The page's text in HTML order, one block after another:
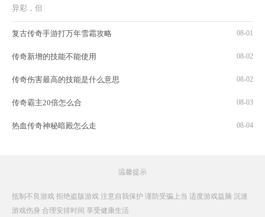
异彩，但
复古传奇手游打万年雪霜攻略 08-01
传奇新增的技能不能使用 08-02
传奇伤害最高的技能是什么意思 08-02
传奇霸主20倍怎么合 08-03
热血传奇神秘暗殿怎么走 08-04
温馨提示
抵制不良游戏 拒绝盗版游戏 注意自我保护 谨防受骗上当 适度游戏益脑 沉迷
游戏伤身 合理安排时间 享受健康生活